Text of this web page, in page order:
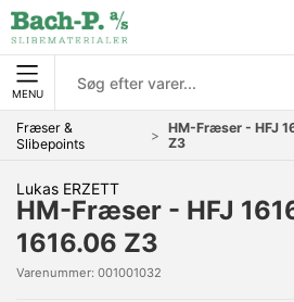
MENU
Fræser &
Slibepoints
HM-Fræser - HFJ
Z3
Lukas ERZETT
HM-Fræser - HFJ
1616.06 Z3
Varenummer: 001001032